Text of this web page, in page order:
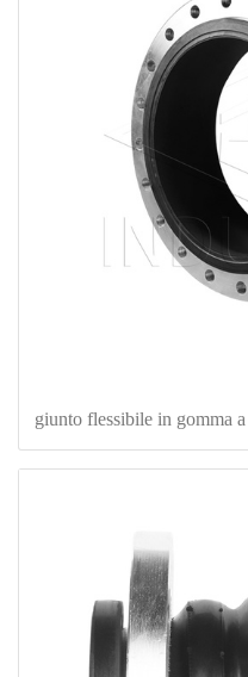
giunto flessibile in gomma